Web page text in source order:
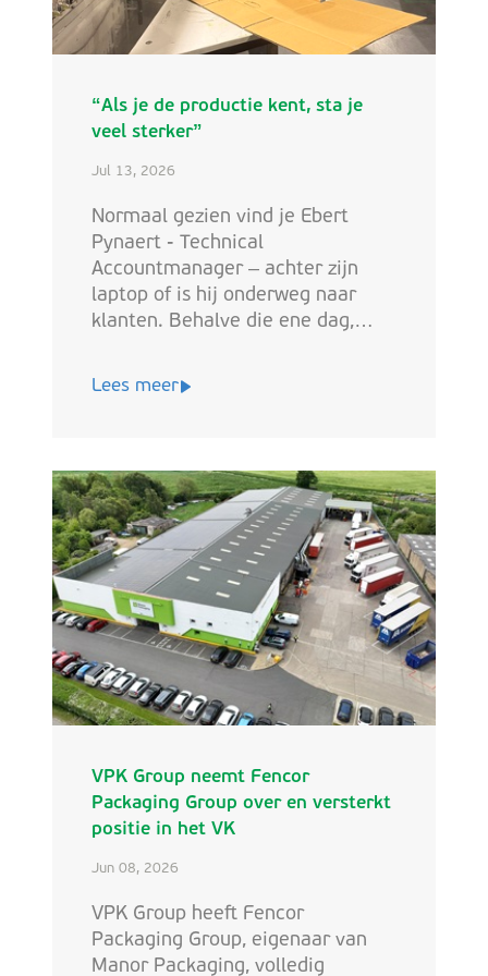
“Als je de productie kent, sta je
veel sterker”
Jul 13, 2026
Normaal gezien vind je Ebert
Pynaert - Technical
Accountmanager – achter zijn
laptop of is hij onderweg naar
klanten. Behalve die ene dag,
dagtaak inruilde voor een dagje
werkvloer bij het GKO bij de
afmetingen.
Lees meer
VPK Group neemt Fencor
Packaging Group over en versterkt
positie in het VK
Jun 08, 2026
VPK Group heeft Fencor
Packaging Group, eigenaar van
Manor Packaging, volledig